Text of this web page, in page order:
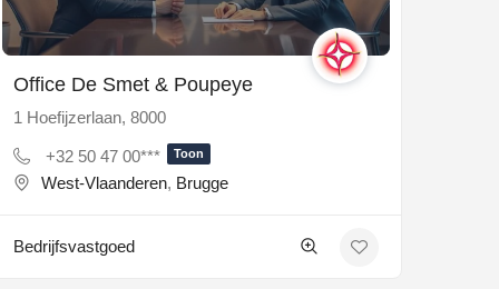
Office De Smet & Poupeye
1 Hoefijzerlaan, 8000
+32 50 47 00*** Toon
West-Vlaanderen, Brugge
Bedrijfsvastgoed